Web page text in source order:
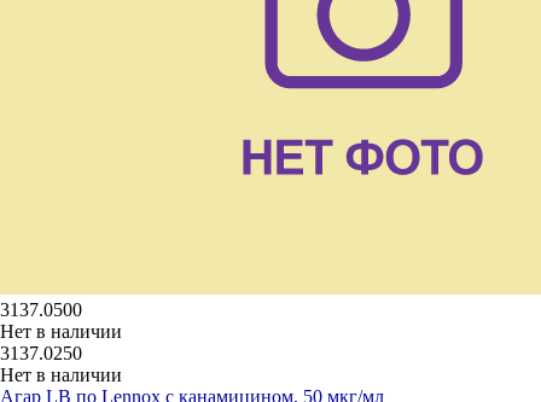
3137.0500
Нет в наличии
3137.0250
Нет в наличии
Агар LB по Lennox с канамицином, 50 мкг/мл